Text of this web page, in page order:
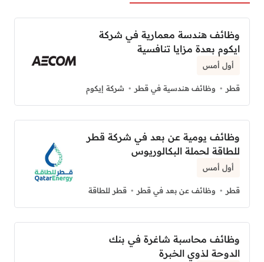
وظائف هندسة معمارية في شركة
ايكوم بعدة مزايا تنافسية
أول أمس
قطر وظائف هندسية في قطر شركة إيكوم
وظائف يومية عن بعد في شركة قطر
للطاقة لحملة البكالوريوس
أول أمس
قطر وظائف عن بعد في قطر قطر للطاقة
وظائف محاسبة شاغرة في بنك
الدوحة لذوي الخبرة